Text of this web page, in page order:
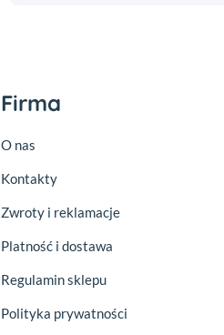
Firma
O nas
Kontakty
Zwroty i reklamacje
Platność i dostawa
Regulamin sklepu
Polityka prywatności